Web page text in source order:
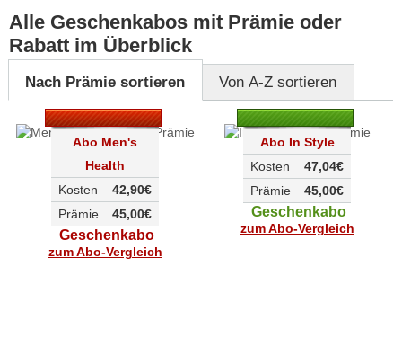
Alle Geschenkabos mit Prämie oder
Rabatt im Überblick
Abo Men's
Health
42,90€
Kosten
45,00€
Prämie
Geschenkabo
zum Abo-Vergleich
Abo In Style
47,04€
Kosten
45,00€
Prämie
Geschenkabo
zum Abo-Vergleich